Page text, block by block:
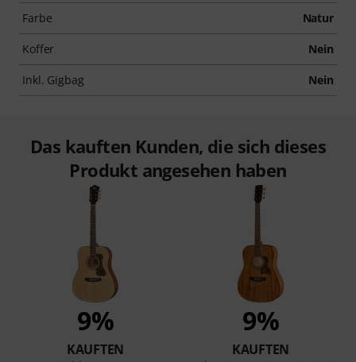
Farbe Natur
Koffer Nein
Inkl. Gigbag Nein
Das kauften Kunden, die sich dieses
Produkt angesehen haben
9%
KAUFTEN
9%
KAUFTEN